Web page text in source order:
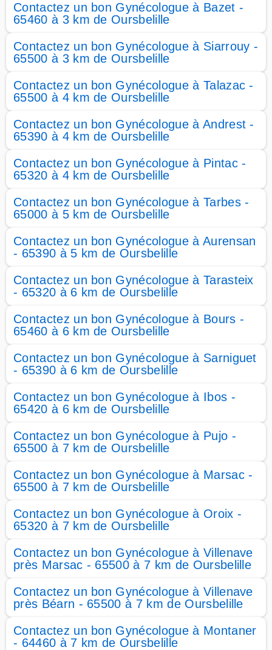
Contactez un bon Gynécologue à Bazet -
65460 à 3 km de Oursbelille
Contactez un bon Gynécologue à Siarrouy -
65500 à 3 km de Oursbelille
Contactez un bon Gynécologue à Talazac -
65500 à 4 km de Oursbelille
Contactez un bon Gynécologue à Andrest -
65390 à 4 km de Oursbelille
Contactez un bon Gynécologue à Pintac -
65320 à 4 km de Oursbelille
Contactez un bon Gynécologue à Tarbes -
65000 à 5 km de Oursbelille
Contactez un bon Gynécologue à Aurensan
- 65390 à 5 km de Oursbelille
Contactez un bon Gynécologue à Tarasteix
- 65320 à 6 km de Oursbelille
Contactez un bon Gynécologue à Bours -
65460 à 6 km de Oursbelille
Contactez un bon Gynécologue à Sarniguet
- 65390 à 6 km de Oursbelille
Contactez un bon Gynécologue à Ibos -
65420 à 6 km de Oursbelille
Contactez un bon Gynécologue à Pujo -
65500 à 7 km de Oursbelille
Contactez un bon Gynécologue à Marsac -
65500 à 7 km de Oursbelille
Contactez un bon Gynécologue à Oroix -
65320 à 7 km de Oursbelille
Contactez un bon Gynécologue à Villenave
près Marsac - 65500 à 7 km de Oursbelille
Contactez un bon Gynécologue à Villenave
près Béarn - 65500 à 7 km de Oursbelille
Contactez un bon Gynécologue à Montaner
- 64460 à 7 km de Oursbelille